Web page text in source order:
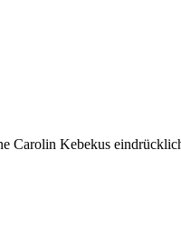
Carolin Kebekus